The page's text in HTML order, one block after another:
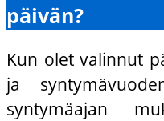
päivän?
Kun olet valinnut
ja
syntymäajan